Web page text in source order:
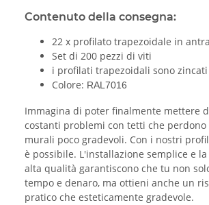
Contenuto della consegna:
22 x profilato trapezoidale in
Set di 200 pezzi di viti
i profilati trapezoidali sono
Colore: RAL7016
Immagina di poter finalmente mettere
costanti problemi con tetti che
murali poco gradevoli. Con i nostri
è possibile. L'installazione semplice e
alta qualità garantiscono che tu non
tempo e denaro, ma ottieni anche un
pratico che esteticamente gradevole.